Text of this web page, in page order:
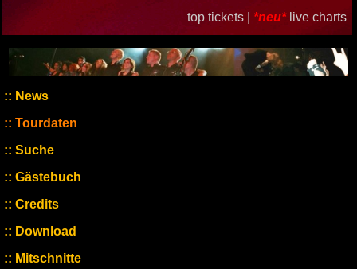
top tickets | *neu* live charts
News
Tourdaten
Suche
Gästebuch
Credits
Download
Mitschnitte